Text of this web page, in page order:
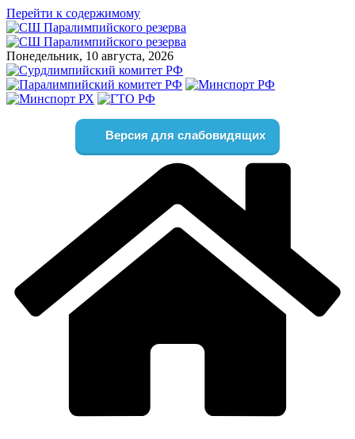
Перейти к содержимому
Понедельник, 10 августа, 2026
Версия для слабовидящих